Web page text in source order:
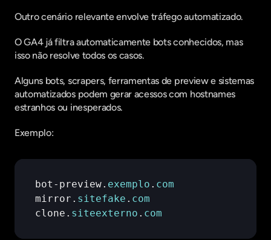
Outro cenário relevante envolve tráfego automatizado.
O GA4 já filtra automaticamente bots conhecidos, mas
isso não resolve todos os casos.
Alguns bots, scrapers, ferramentas de preview e sistemas
automatizados podem gerar acessos com hostnames
estranhos ou inesperados.
Exemplo:
bot - preview. exemplo . com
mirror . sitefake . com
clone . siteexterno . com